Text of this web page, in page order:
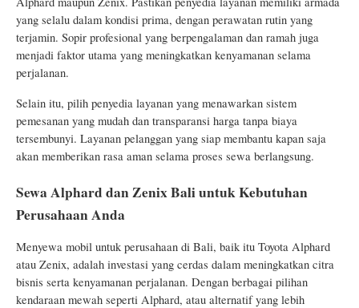
yang selalu dalam kondisi prima, dengan perawatan rutin yang
terjamin. Sopir profesional yang berpengalaman dan ramah juga
menjadi faktor utama yang meningkatkan kenyamanan selama
perjalanan.
Selain itu, pilih penyedia layanan yang menawarkan sistem
pemesanan yang mudah dan transparansi harga tanpa biaya
tersembunyi. Layanan pelanggan yang siap membantu kapan saja
akan memberikan rasa aman selama proses sewa berlangsung.
Sewa Alphard dan Zenix Bali untuk Kebutuhan
Perusahaan Anda
Menyewa mobil untuk perusahaan di Bali, baik itu Toyota Alphard
atau Zenix, adalah investasi yang cerdas dalam meningkatkan citra
bisnis serta kenyamanan perjalanan. Dengan berbagai pilihan
kendaraan mewah seperti Alphard, atau alternatif yang lebih